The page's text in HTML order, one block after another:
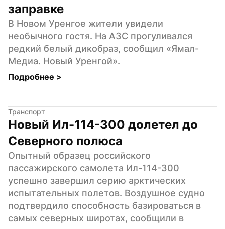
заправке
В Новом Уренгое жители увидели
необычного гостя. На АЗС прогуливался
редкий белый дикобраз, сообщил «Ямал-
Медиа. Новый Уренгой».
Подробнее >
Транспорт
Новый Ил-114-300 долетел до
Северного полюса
Опытный образец российского
пассажирского самолета Ил-114-300
успешно завершил серию арктических
испытательных полетов. Воздушное судно
подтвердило способность базироваться в
самых северных широтах, сообщили в